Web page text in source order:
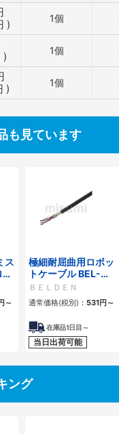
) 1個
) 1個
) 1個
も見ています
ス
～
極細耐屈曲用ロボッ
トケーブル BEL-
RBT 20276シリー
ズ UL／CE シールド
有・無
ＢＥＬＤＥＮ
通常価格(税別)： 531円 ～
在庫品1日目～
当日出荷可能
ング